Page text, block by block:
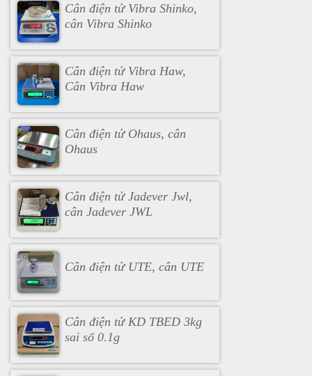
Cân điện tử Vibra Shinko,
cân Vibra Shinko
Cân điện tử Vibra Haw,
Cân Vibra Haw
Cân điện tử Ohaus, cân
Ohaus
Cân điện tử Jadever Jwl,
cân Jadever JWL
Cân điện tử UTE, cân UTE
Cân điện tử KD TBED 3kg
sai số 0.1g